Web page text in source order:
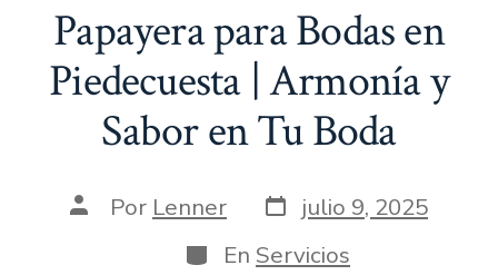
Papayera para Bodas en
Piedecuesta | Armonía y
Sabor en Tu Boda
AutorPor Lenner Fecha
de
publicación
julio 9, 2025
Categorías
En Servicios